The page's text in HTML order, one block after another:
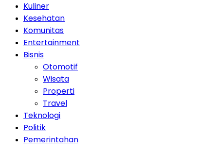
Kuliner
Kesehatan
Komunitas
Entertainment
Bisnis
Otomotif
Wisata
Properti
Travel
Teknologi
Politik
Pemerintahan